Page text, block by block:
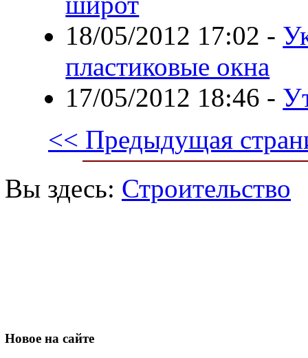
18/05/2012 17:02 -
пластиковые окна
17/05/2012 18:46 -
<< Предыдущая
Вы здесь: Строительство
Новое на сайте